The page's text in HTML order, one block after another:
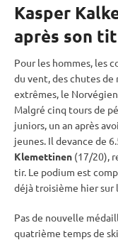
Kasper
après son
Pour les hommes, les
du vent, des chutes
extrêmes, le Norvégien
Malgré cinq tours de
juniors, un an après
jeunes. Il devance de
Klemettinen (17/20),
tir. Le podium est
déjà troisième hier sur
Pas de nouvelle
quatrième temps de